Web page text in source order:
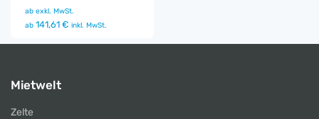
ab exkl. MwSt.
ab 141,61 € inkl. MwSt.
Mietwelt
Zelte